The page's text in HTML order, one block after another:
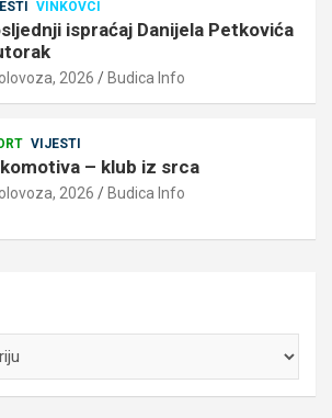
VINKOVCI
ispraćaj Danijela Petkovića
2026 Budica Info
VIJESTI
– klub iz srca
2026 Budica Info